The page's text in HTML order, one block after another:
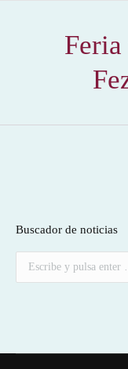
Buscador de noticias